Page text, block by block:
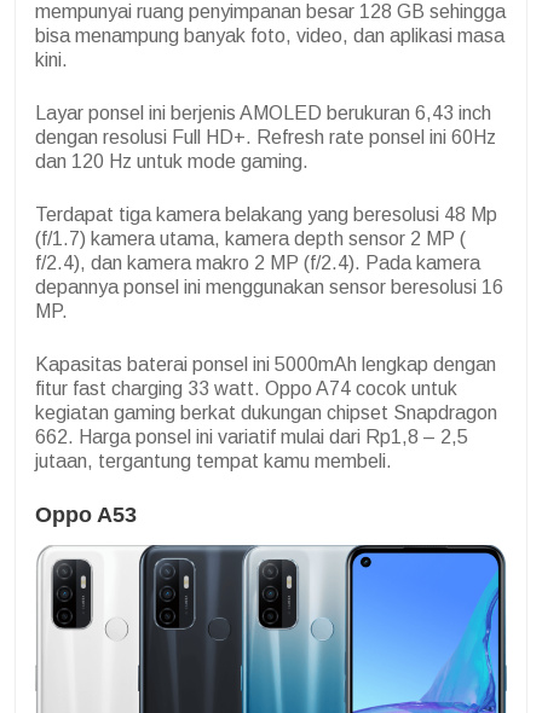
mempunyai ruang penyimpanan besar 128 GB sehingga
bisa menampung banyak foto, video, dan aplikasi masa
kini.
Layar ponsel ini berjenis AMOLED berukuran 6,43 inch
dengan resolusi Full HD+. Refresh rate ponsel ini 60Hz
dan 120 Hz untuk mode gaming.
Terdapat tiga kamera belakang yang beresolusi 48 Mp
(f/1.7) kamera utama, kamera depth sensor 2 MP (
f/2.4), dan kamera makro 2 MP (f/2.4). Pada kamera
depannya ponsel ini menggunakan sensor beresolusi 16
MP.
Kapasitas baterai ponsel ini 5000mAh lengkap dengan
fitur fast charging 33 watt. Oppo A74 cocok untuk
kegiatan gaming berkat dukungan chipset Snapdragon
662. Harga ponsel ini variatif mulai dari Rp1,8 – 2,5
jutaan, tergantung tempat kamu membeli.
Oppo A53